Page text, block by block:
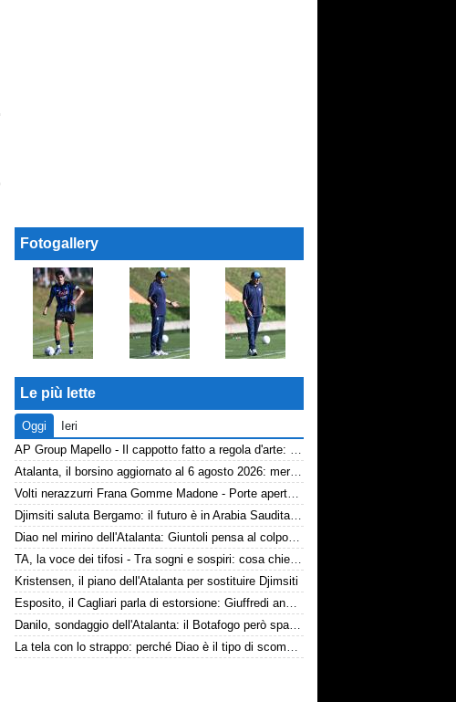
Fotogallery
Le più lette
Oggi
Ieri
AP Group Mapello - Il cappotto fatto a regola d'arte: qualità certificata ICMQ
Atalanta, il borsino aggiornato al 6 agosto 2026: mercato in entrata ancora in stand-by. Si lavora sulle cessioni
Volti nerazzurri Frana Gomme Madone - Porte aperte alla New Balance Arena: i volti dei tifosi della Dea
Djimsiti saluta Bergamo: il futuro è in Arabia Saudita! Tre milioni e firma biennale
Diao nel mirino dell'Atalanta: Giuntoli pensa al colpo dal Como
TA, la voce dei tifosi - Tra sogni e sospiri: cosa chiedono davvero i tifosi dell'Atalanta
Kristensen, il piano dell'Atalanta per sostituire Djimsiti
Esposito, il Cagliari parla di estorsione: Giuffredi annuncia denuncia
Danilo, sondaggio dell'Atalanta: il Botafogo però spara alto
La tela con lo strappo: perché Diao è il tipo di scommessa che Giuntoli ama